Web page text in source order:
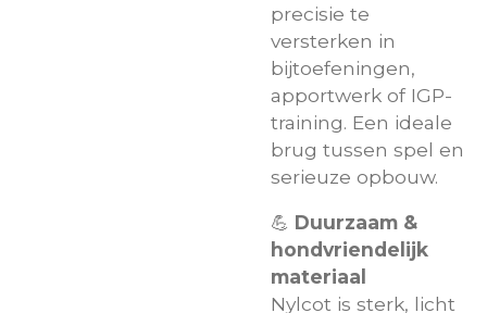
precisie te
versterken in
bijtoefeningen,
apportwerk of IGP-
training. Een ideale
brug tussen spel en
serieuze opbouw.
💪 Duurzaam &
hondvriendelijk
materiaal
Nylcot is sterk, licht